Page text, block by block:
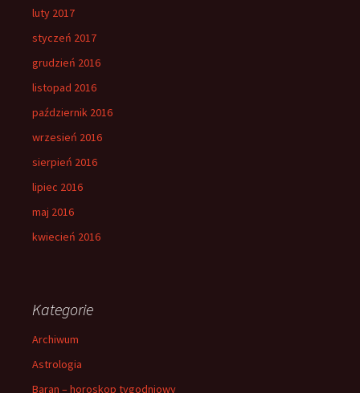
luty 2017
styczeń 2017
grudzień 2016
listopad 2016
październik 2016
wrzesień 2016
sierpień 2016
lipiec 2016
maj 2016
kwiecień 2016
Kategorie
Archiwum
Astrologia
Baran – horoskop tygodniowy